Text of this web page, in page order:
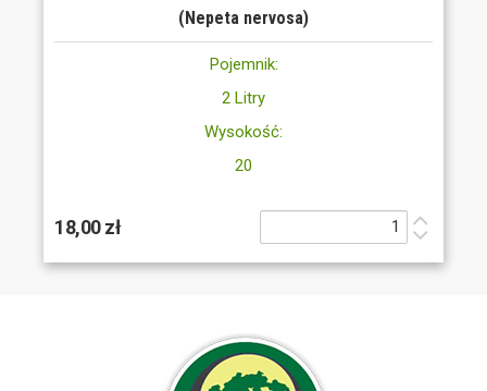
(Nepeta nervosa)
Pojemnik:
2 Litry
Wysokość:
20
18,00 zł